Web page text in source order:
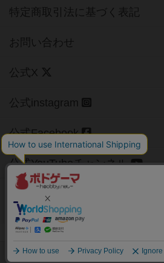
特定商取引法に基づく表記
お問い合わせ
公式X
公式instagram
公式Facebook
公式YouTubeチャンネル